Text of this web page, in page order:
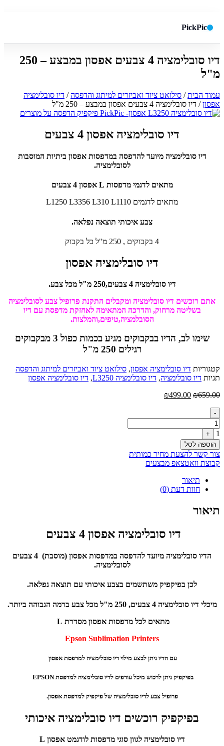
PickPic
חיפוש באתר
חפש
דיו סובלימציה 4 צבעים אפסון במבצע – 250
מ"ל
עמוד הבית/ סילואט ציוד ואביזרים למיתוג והדפסה/ דיו סובלימציה
אפסון/ דיו סובלימציה 4 צבעים אפסון במבצע – 250 מ"ל
דיו סובלימציה אפסון 4 צבעים
דיו סובלימציה מיועד להדפסה במדפסות אפסון ביתיות המוסבות
לסובלימציה.
מתאים לדגמי מדפסות L אפסון 4 צבעים
מתאים לדגמים L1250 L3356 L310 L1110
צבע איכותי תוצאה נפלאה.
4 בקבוקים , 250 מ"ל כל בקבוק
דיו סובלימציה אפסון
דיו סובלימציה 4 צבעים,250 מ"ל מכל צבע.
אתם רוכשים דיו סובלימציה ומקבלים התקנת פרופיל צבע לסובלימציה
בשליטה מרחוק, והדרכה המתאימה לאחזקת מדפסת עם דיו
הסובלמציה,טיפים,והמלצות.
שימו לב, הדיו בבקבוקים מגיע בכמות כפול 3 מבקבוקים
רגילים 250 מ"ל
קטגוריות דיו סובלימציה אפסון, סילואט ציוד ואביזרים למיתוג והדפסה
תגיות דיו סובלימציה, דיו סובלימציה L3250 , דיו סובלימציה אפסון
₪659.00
המחיר
₪659.00.
₪499.00
₪499.00.
Quantity
-
1
+
הוספה לסל
צור קשר להצעת מחיר כמותית
קבוצת וואטצאפ מבצעים
תיאור
חוות דעת (0)
תיאור
דיו סובלימציה אפסון 4 צבעים
הדיו סובלימציה מיועד להדפסה במדפסות אפסון (מוסבת) 4 צבעים
לסובלימציה.
לכן בפיקפיק משתשמים בצבע איכותי עם תוצאה נפלאה.
מיכלי דיו סובלימציה 4 צבעים, 250 מ"ל מכל צבע ברמה הגבוהה ביותר.
מתאים לכל מדפסות אפסון מסדרת L
Epson Sublimation Printers
עם הדיו ניתן לבצע מילוי דיו סובלימציה למדפסת אפסון
בפיקפיק ניתן לרכוש מיכל עודפים לדיו סובלימציה למדפסת EPSON
פרופיל צבע לדיו סובלימציה של פיקפיקלמדפסת אפסון.
בפיקפיק רוכשים דיו סובלימציה איכותי
דיו סובלימציה לגוון סוגי מדפסות לודגמט אפסון L